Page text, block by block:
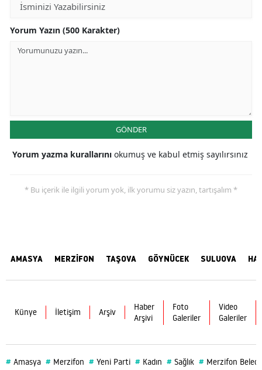
Yorum Yazın (500 Karakter)
GÖNDER
Yorum yazma kurallarını okumuş ve kabul etmiş sayılırsınız
* Bu içerik ile ilgili yorum yok, ilk yorumu siz yazın, tartışalım *
AMASYA MERZİFON TAŞOVA GÖYNÜCEK SULUOVA
Künye İletişim Arşiv
Haber
Arşivi
Foto
Galeriler
Video
Galeriler
# Amasya # Merzifon # Yeni Parti # Kadın # Sağlık # Merzifon